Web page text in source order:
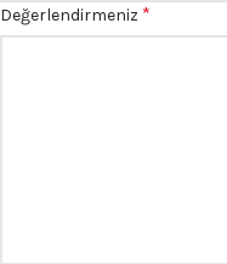
Değerlendirmeniz *